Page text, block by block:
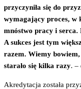
przyczyniła się do
wymagający proces, w
mnóstwo pracy i serca.
A sukces jest tym
razem. Wiemy
starało się kilka razy. –
Akredytacja została